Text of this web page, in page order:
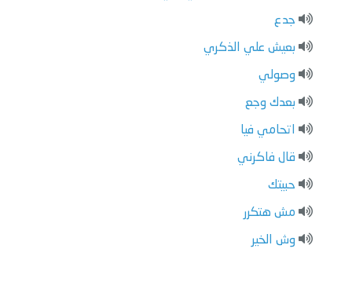
جدع
بعيش علي الذكري
وصولي
بعدك وجع
اتحامي فيا
قال فاكرني
حبيتك
مش هتكرر
وش الخير